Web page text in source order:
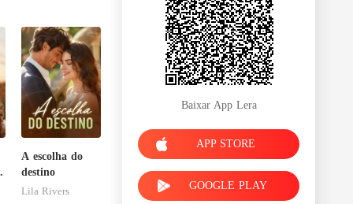
A escolha do
destino
Lila Rivers
Baixar App Lera
APP STORE
GOOGLE PLAY